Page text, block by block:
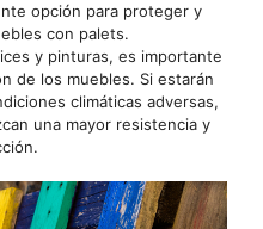
opción para proteger y
con palets.
y pinturas, es importante
de los muebles. Si estarán
climáticas adversas,
una mayor resistencia y